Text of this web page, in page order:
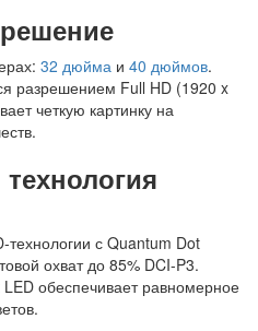
32 дюйма и 40 дюймов.
разрешением Full HD (1920 x
четкую картинку на
технологии с Quantum Dot
охват до 85% DCI-P3.
обеспечивает равномерное